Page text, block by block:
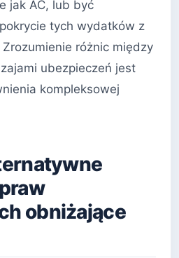
jak AC, lub być
tych wydatków z
różnic między
ubezpieczeń jest
kompleksowej
obniżające